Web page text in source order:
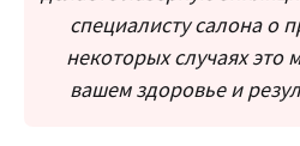
специалисту салона о
некоторых случаях это
вашем здоровье и